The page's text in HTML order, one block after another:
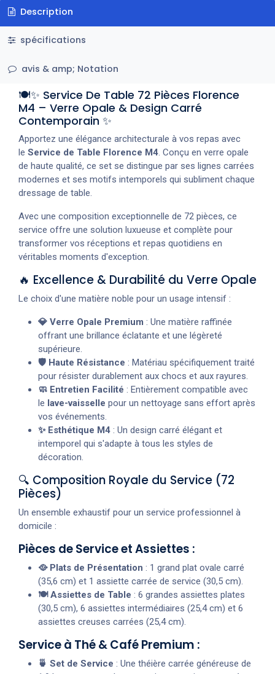
Description
spécifications
avis & amp; Notation
🍽️✨ Service De Table 72 Pièces Florence
M4 – Verre Opale & Design Carré
Contemporain ✨
Apportez une élégance architecturale à vos repas avec
le Service de Table Florence M4. Conçu en verre opale
de haute qualité, ce set se distingue par ses lignes carrées
modernes et ses motifs intemporels qui subliment chaque
dressage de table.
Avec une composition exceptionnelle de 72 pièces, ce
service offre une solution luxueuse et complète pour
transformer vos réceptions et repas quotidiens en
véritables moments d'exception.
🔥 Excellence & Durabilité du Verre Opale
Le choix d'une matière noble pour un usage intensif :
💎 Verre Opale Premium : Une matière raffinée
offrant une brillance éclatante et une légèreté
supérieure.
🛡️ Haute Résistance : Matériau spécifiquement traité
pour résister durablement aux chocs et aux rayures.
🧼 Entretien Facilité : Entièrement compatible avec
le lave-vaisselle pour un nettoyage sans effort après
vos événements.
✨ Esthétique M4 : Un design carré élégant et
intemporel qui s'adapte à tous les styles de
décoration.
🔍 Composition Royale du Service (72
Pièces)
Un ensemble exhaustif pour un service professionnel à
domicile :
Pièces de Service et Assiettes :
🥘 Plats de Présentation : 1 grand plat ovale carré
(35,6 cm) et 1 assiette carrée de service (30,5 cm).
🍽️ Assiettes de Table : 6 grandes assiettes plates
(30,5 cm), 6 assiettes intermédiaires (25,4 cm) et 6
assiettes creuses carrées (25,4 cm).
Service à Thé & Café Premium :
🍵 Set de Service : Une théière carrée généreuse de